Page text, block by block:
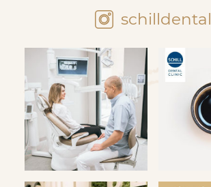
schilldental